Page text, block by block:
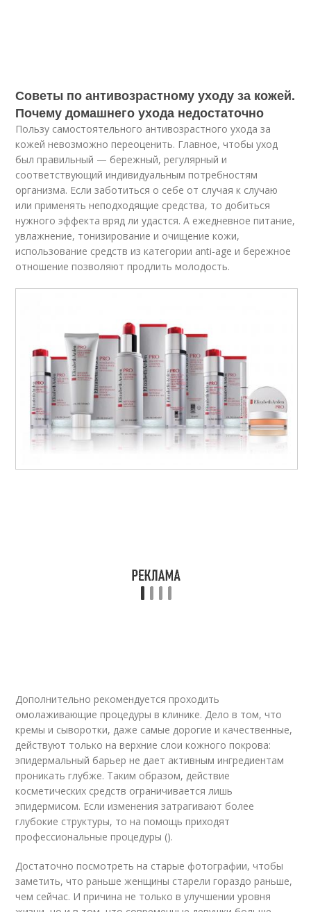
Советы по антивозрастному уходу за кожей.
Почему домашнего ухода недостаточно
Пользу самостоятельного антивозрастного ухода за
кожей невозможно переоценить. Главное, чтобы уход
был правильный — бережный, регулярный и
соответствующий индивидуальным потребностям
организма. Если заботиться о себе от случая к случаю
или применять неподходящие средства, то добиться
нужного эффекта вряд ли удастся. А ежедневное питание,
увлажнение, тонизирование и очищение кожи,
использование средств из категории anti-age и бережное
отношение позволяют продлить молодость.
Дополнительно рекомендуется проходить
омолаживающие процедуры в клинике. Дело в том, что
кремы и сыворотки, даже самые дорогие и качественные,
действуют только на верхние слои кожного покрова:
эпидермальный барьер не дает активным ингредиентам
проникать глубже. Таким образом, действие
косметических средств ограничивается лишь
эпидермисом. Если изменения затрагивают более
глубокие структуры, то на помощь приходят
профессиональные процедуры ().
Достаточно посмотреть на старые фотографии, чтобы
заметить, что раньше женщины старели гораздо раньше,
чем сейчас. И причина не только в улучшении уровня